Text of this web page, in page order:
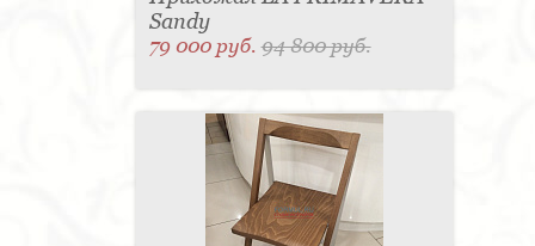
Sandy
79 000 руб.94 800 руб.